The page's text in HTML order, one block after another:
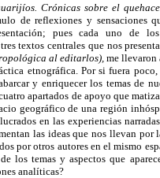
Crónicas sobre el
de reflexiones y sensaciones
pues cada uno de
textos centrales que nos
al editarlos), me llevaron
etnográfica. Por si fuera
y enriquecer los temas de
apartados de apoyo que
geográfico de una región
en las experiencias
las ideas que nos llevan
por otros autores en el mismo
los temas y aspectos que
analíticas?